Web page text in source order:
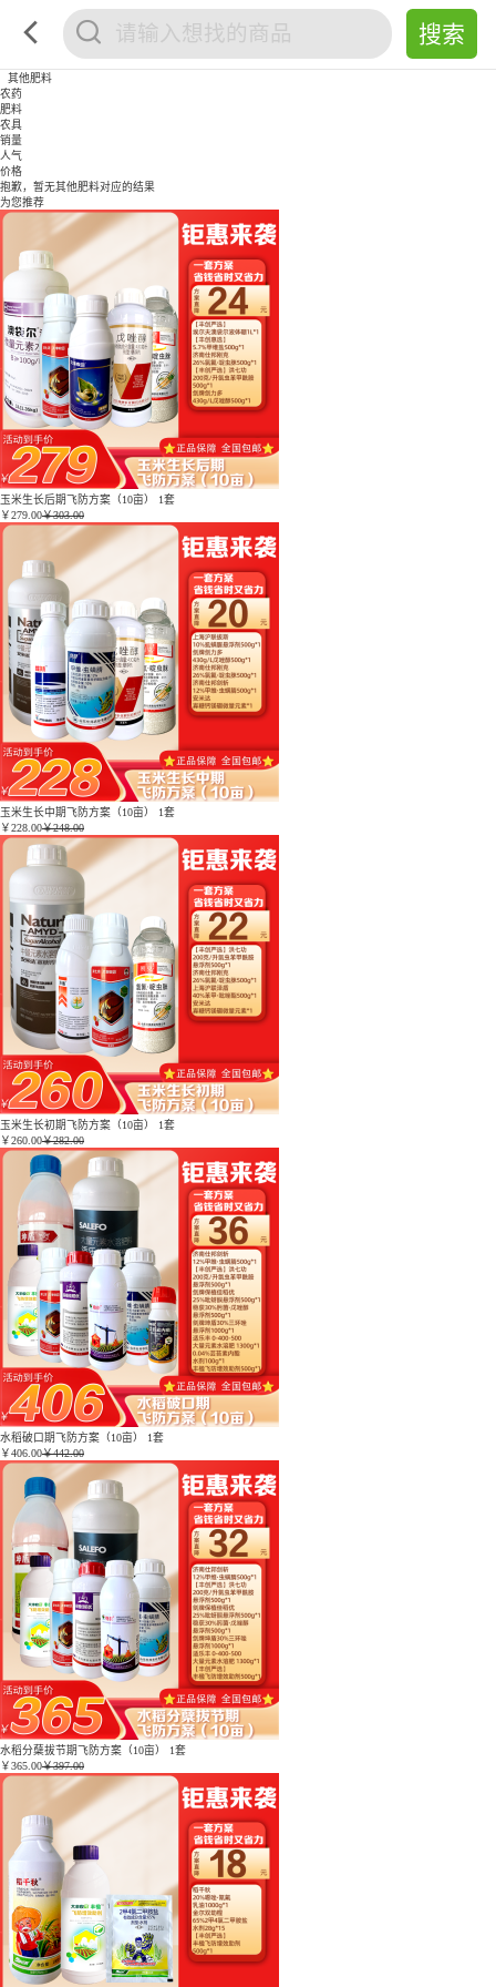
其他肥料
农药
肥料
农具
销量
人气
价格
抱歉，暂无其他肥料对应的结果
为您推荐
玉米生长后期飞防方案（10亩） 1套
￥279.00￥303.00
玉米生长中期飞防方案（10亩） 1套
￥228.00￥248.00
玉米生长初期飞防方案（10亩） 1套
￥260.00￥282.00
水稻破口期飞防方案（10亩） 1套
￥406.00￥442.00
水稻分蘖拔节期飞防方案（10亩） 1套
￥365.00￥397.00